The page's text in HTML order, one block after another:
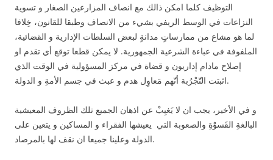
التوظيف كلما امكن ذالك مع انصاف المزارعين الصغار و تسوية
النزاعات في الوسط الريفي بشيء من الانصاف وطبقا للقانون، خِلافا
لما هو مشاع من ممارساتٍ مدانةٍ لبعض السلطات الإدارية و القضائية،
الملفوفة في عباءة الشرعية الجمهورية. لا يمكن قطعا توقع أي تقدم او
إصلاح مادام إداريون و قضاة في مركز المسؤولية في الوقت الذي
اثبتت التّجْرُبة أنّهم مَعاوِل هدم و عبث في جسم الأمةِ و الدولة.
و في الأخير، يجب ان لا يَغيِبْ عن اذهان الجميع تلك الظروف المعيشية
البالغةِ القَسوْةِ والصعوبة التي يعيشها الفقراء و المساكين و يتعين على
الدولة وعلينا جميعا ان نقف لها بالمرصاد.